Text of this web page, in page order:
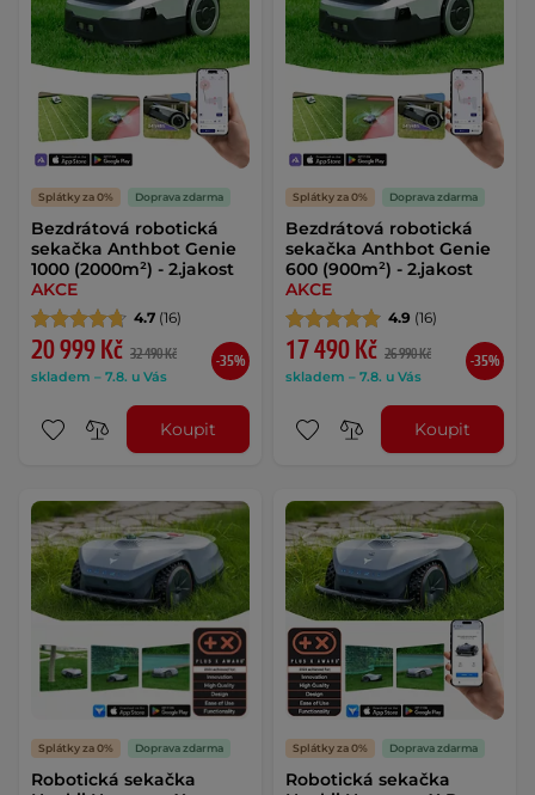
Splátky za 0% Doprava zdarma
Bezdrátová robotická
sekačka Anthbot Genie
1000 (2000m²) - 2.jakost
AKCE
4.7 (16)
20 999 Kč 32 490 Kč
skladem – 7.8. u Vás
-35%
Koupit
Splátky za 0% Doprava zdarma
Bezdrátová robotická
sekačka Anthbot Genie
600 (900m²) - 2.jakost
AKCE
4.9 (16)
17 490 Kč 26 990 Kč
skladem – 7.8. u Vás
-35%
Koupit
Splátky za 0% Doprava zdarma
Robotická sekačka
Splátky za 0% Doprava zdarma
Robotická sekačka